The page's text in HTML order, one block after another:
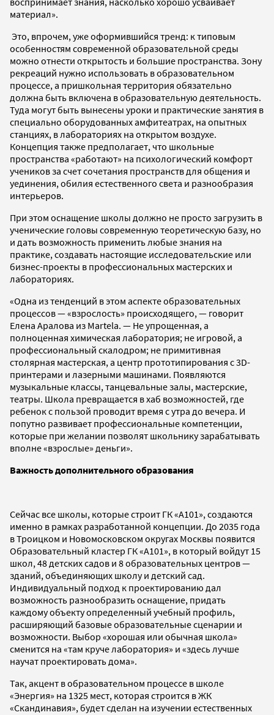
материал».
Это, впрочем, уже оформившийся тренд: к типовым
особенностям современной образовательной среды
можно отнести открытость и большие пространства. Зону
рекреаций нужно использовать в образовательном
процессе, а пришкольная территория обязательно
должна быть включена в образовательную деятельность.
Туда могут быть вынесены уроки и практические занятия в
специально оборудованных амфитеатрах, на опытных
станциях, в лабораториях на открытом воздухе.
Концепция также предполагает, что школьные
пространства «работают» на психологический комфорт
учеников за счет сочетания пространств для общения и
уединения, обилия естественного света и разнообразия
интерьеров.
При этом оснащение школы должно не просто загрузить в
ученические головы современную теоретическую базу, но
и дать возможность применить любые знания на
практике, создавать настоящие исследовательские или
бизнес-проекты в профессиональных мастерских и
лабораториях.
«Одна из тенденций в этом аспекте образовательных
процессов — «взрослость» происходящего, — говорит
Елена Аралова из Martela. — Не упрощенная, а
полноценная химическая лаборатория; не игровой, а
профессиональный скалодром; не примитивная
столярная мастерская, а центр прототипирования с 3D-
принтерами и лазерными машинами. Появляются
музыкальные классы, танцевальные залы, мастерские,
театры. Школа превращается в хаб возможностей, где
ребенок с пользой проводит время с утра до вечера. И
попутно развивает профессиональные компетенции,
которые при желании позволят школьнику зарабатывать
вполне «взрослые» деньги».
Важность дополнительного образования
Сейчас все школы, которые строит ГК «А101», создаются
именно в рамках разработанной концепции. До 2035 года
в Троицком и Новомосковском округах Москвы появится
Образовательный кластер ГК «А101», в который войдут 15
школ, 48 детских садов и 8 образовательных центров —
зданий, объединяющих школу и детский сад.
Индивидуальный подход к проектированию дал
возможность разнообразить оснащение, придать
каждому объекту определенный учебный профиль,
расширяющий базовые образовательные сценарии и
возможности. Выбор «хорошая или обычная школа»
сменится на «там круче лаборатория» и «здесь лучше
научат проектировать дома».
Так, акцент в образовательном процессе в школе
«Энергия» на 1325 мест, которая строится в ЖК
«Скандинавия», будет сделан на изучении естественных